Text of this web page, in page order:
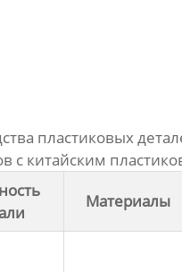
пластиковых
с китайским
Материалы